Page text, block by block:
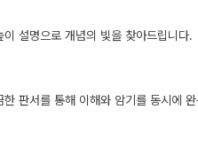
설명으로 개념의 빛을 찾아드립니다.
판서를 통해 이해와 암기를 동시에